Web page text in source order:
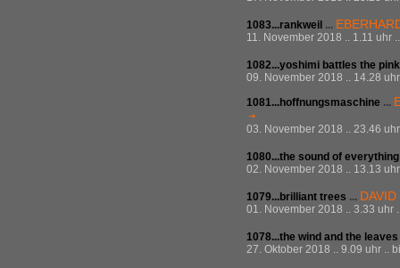
1083...rankweil ...
11. November 2018 .. 1.11 uhr
1082...yoshimi battles the
09. November 2018 .. 14.28
1081...hoffnungsmaschine ...
03. November 2018 .. 23.46
1080...the sound of
02. November 2018 .. 13.13
1079...brilliant trees ...
01. November 2018 .. 3.33 uhr
1078...the wind and the leaves
27. Oktober 2018 .. 9.09 uhr ..